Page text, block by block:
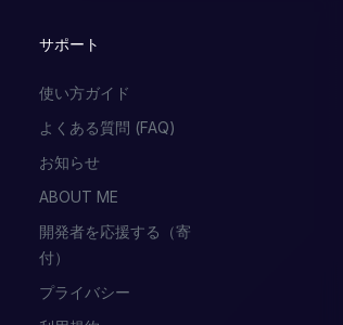
サポート
使い方ガイド
よくある質問 (FAQ)
お知らせ
ABOUT ME
開発者を応援する（寄
付）
プライバシー